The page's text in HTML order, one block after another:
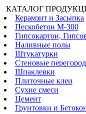
КАТАЛОГ
Керамзит и Засыпка
Пескобетон М-300
Гипсокартон,
Наливные полы
Штукатурки
Стеновые
Шпаклевки
Плиточные клеи
Сухие смеси
Цемент
Грунтовки и